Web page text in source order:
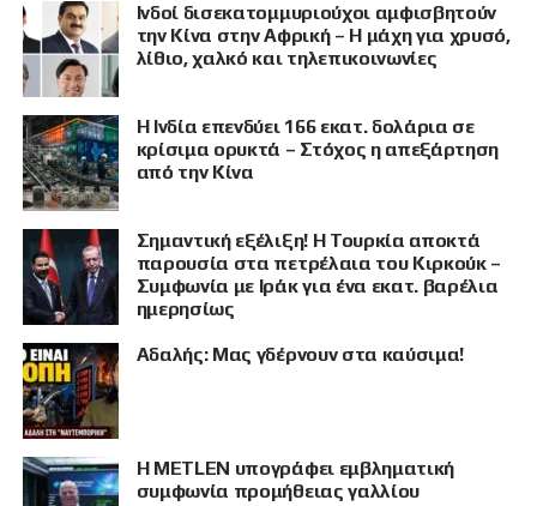
Ινδοί δισεκατομμυριούχοι αμφισβητούν
την Κίνα στην Αφρική – Η μάχη για χρυσό,
λίθιο, χαλκό και τηλεπικοινωνίες
Η Ινδία επενδύει 166 εκατ. δολάρια σε
κρίσιμα ορυκτά – Στόχος η απεξάρτηση
από την Κίνα
Σημαντική εξέλιξη! Η Τουρκία αποκτά
παρουσία στα πετρέλαια του Κιρκούκ –
Συμφωνία με Ιράκ για ένα εκατ. βαρέλια
ημερησίως
Αδαλής: Μας γδέρνουν στα καύσιμα!
Η METLEN υπογράφει εμβληματική
συμφωνία προμήθειας γαλλίου